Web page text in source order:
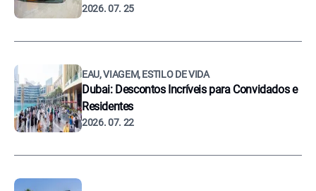
2026. 07. 25
EAU, VIAGEM, ESTILO DE VIDA
Dubai: Descontos Incríveis para Convidados e
Residentes
2026. 07. 22